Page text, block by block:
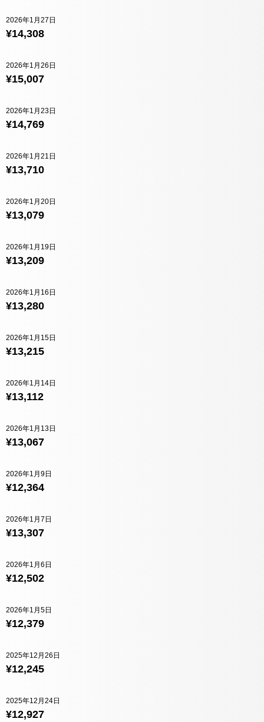
¥14,308
2026年1月27日
¥15,007
2026年1月26日
¥14,769
2026年1月23日
¥13,710
2026年1月21日
¥13,079
2026年1月20日
¥13,209
2026年1月19日
¥13,280
2026年1月16日
¥13,215
2026年1月15日
¥13,112
2026年1月14日
¥13,067
2026年1月13日
¥12,364
2026年1月9日
¥13,307
2026年1月7日
¥12,502
2026年1月6日
¥12,379
2026年1月5日
¥12,245
2025年12月26日
¥12,927
2025年12月24日